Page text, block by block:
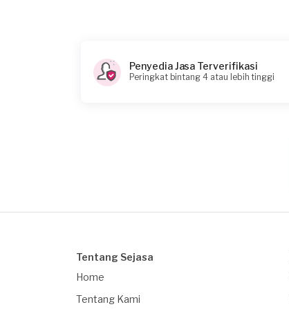
Penyedia Jasa Terverifikasi
Peringkat bintang 4 atau lebih tinggi
Tentang Sejasa
Home
Tentang Kami